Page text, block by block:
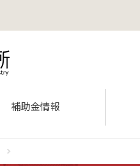
補助金情報